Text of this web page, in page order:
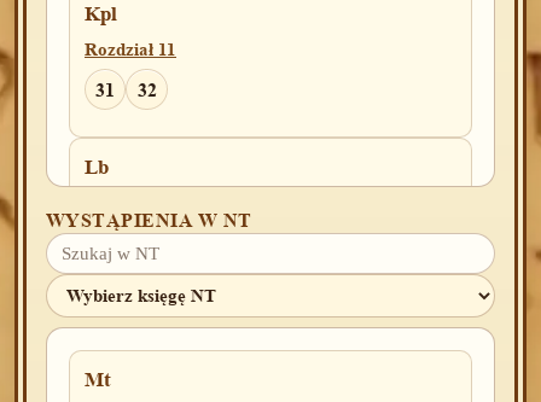
Kpl
Rozdział 11
31 32
Lb
13 14
Rozdział 19
WYSTĄPIENIA W NT
Mt